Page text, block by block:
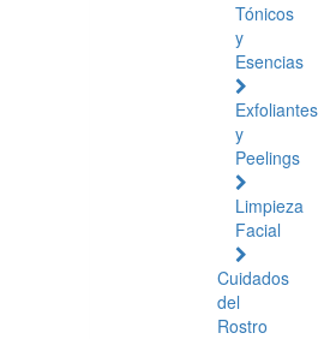
Tónicos
y
Esencias
Exfoliantes
y
Peelings
Limpieza
Facial
Cuidados
del
Rostro